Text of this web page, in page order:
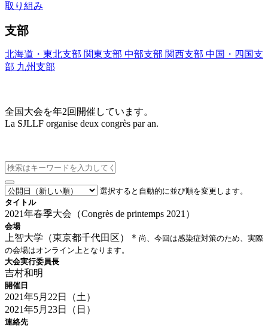
取り組み
支部
北海道・東北支部 関東支部 中部支部 関西支部 中国・四国支
部 九州支部
全国大会を年2回開催しています。
La SJLLF organise deux congrès par an.
選択すると自動的に並び順を変更します。
タイトル
2021年春季大会（Congrès de printemps 2021）
会場
上智大学（東京都千代田区）＊ 尚、今回は感染症対策のため、実際
の会場はオンライン上となります。
大会実行委員長
吉村和明
開催日
2021年5月22日（土）
2021年5月23日（日）
連絡先